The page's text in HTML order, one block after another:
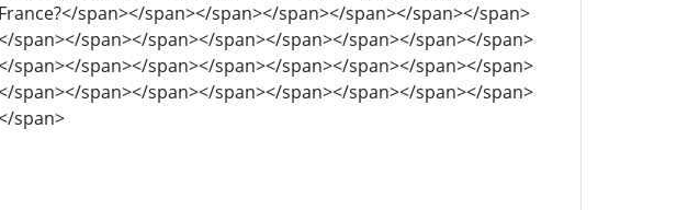
span></span></span></span></span></span></span>
span></span></span></span></span></span></span>
span></span></span></span></span></span></span>
span></span></span></span></span></span></span>
span>